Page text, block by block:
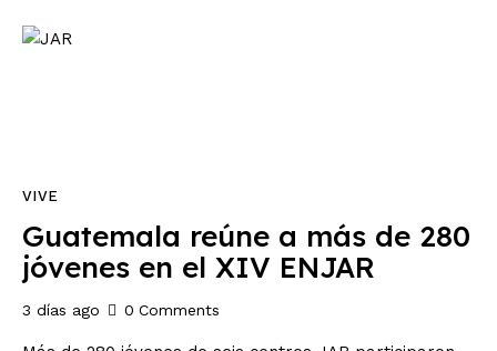
VIVE
Guatemala reúne a más de 280
jóvenes en el XIV ENJAR
3 días ago 0 Comments